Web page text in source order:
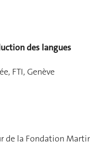
des langues
FTI, Genève
de la Fondation